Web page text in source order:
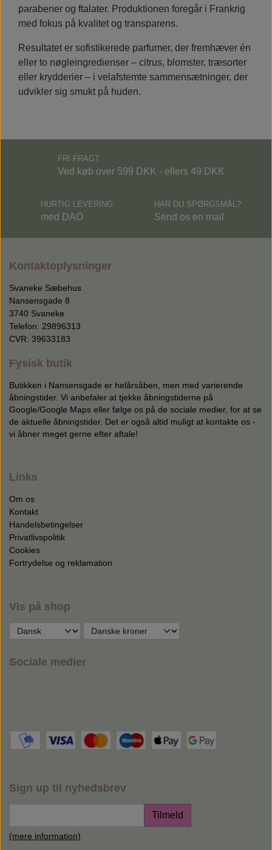
parabener og ftalater. Produktionen foregår i Frankrig
med fokus på kvalitet og transparens.
Resultatet er sofistikerede parfumer, der fremhæver én
eller to nøgleingredienser – citrus, blomster, træsorter
eller krydderier – i velafstemte sammensætninger, der
udvikler sig smukt på huden.
FRI FRAGT
Ved køb over 599 DKK - ellers 49 DKK
HURTIG LEVERING
med DAO
HAR DU SPØRGSMÅL?
Send os en mail
Kontaktoplysninger
Svaneke Sæbehus
Nansensgade 8
3740 Svaneke
Telefon: 29896313
CVR: 39633183
Fysisk butik
Butikken i Nansensgade er helårsåben, men med varierende
åbningstider. Vi anbefaler at tjekke åbningstiderne på
Google/Google Maps eller følge os på de sociale medier, for at se
de aktuelle åbningstider. Det er også altid muligt at kontakte os -
vi åbner meget gerne efter aftale!
Links
Om os
Kontakt
Handelsbetingelser
Privatlivspolitik
Cookies
Fortrydelse og reklamation
Vis på shop
Sociale medier
Sign up til nyhedsbrev
Tilmeld
(mere information)